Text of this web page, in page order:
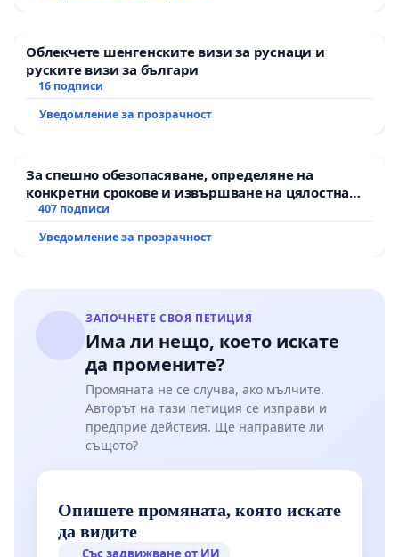
Облекчете шенгенските визи за руснаци и
руските визи за българи
16 подписи
Уведомление за прозрачност
За спешно обезопасяване, определяне на
конкретни срокове и извършване на цялостна
рехабилитация на републиканския път между
Мирово - к.к. Момин проход
407 подписи
Уведомление за прозрачност
ЗАПОЧНЕТЕ СВОЯ ПЕТИЦИЯ
Има ли нещо, което искате
да промените?
Промяната не се случва, ако мълчите.
Авторът на тази петиция се изправи и
предприе действия. Ще направите ли
същото?
Опишете промяната, която искате
да видите
Със задвижване от ИИ